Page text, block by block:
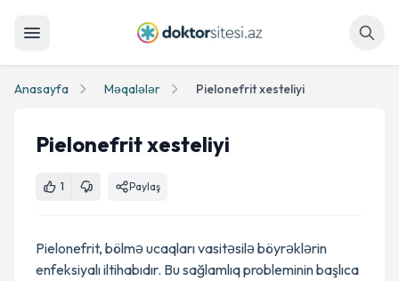
Anasayfa Məqalələr Pielonefrit xesteliyi
Pielonefrit xesteliyi
1 Paylaş
Pielonefrit, bölmə ucaqları vasitəsilə böyrəklərin
enfeksiyalı iltihabıdır. Bu sağlamlıq probleminin başlıca